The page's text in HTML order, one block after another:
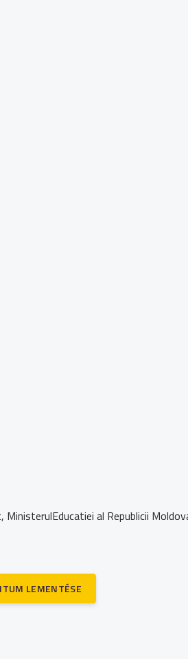
al Republicii
LEMENTÉSE